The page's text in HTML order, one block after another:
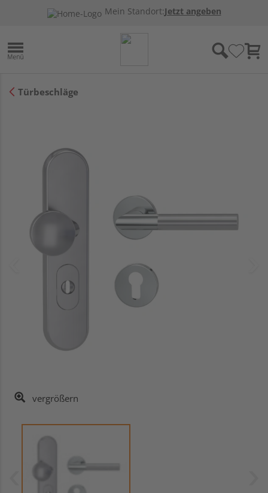
Mein Standort:Jetzt angeben
Türbeschläge
vergrößern